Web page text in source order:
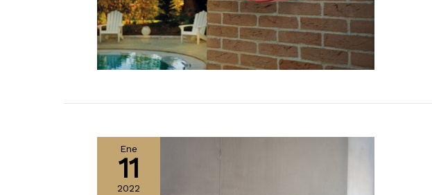
Ene
11
2022